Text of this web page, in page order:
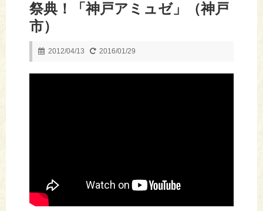
祭典！「神戸アミュゼ」（神戸
市）
2012/04/13 2016/01/29